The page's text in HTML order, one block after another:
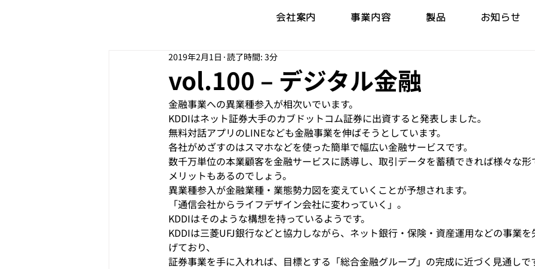
会社案内 事業内容 製品 お知らせ
vol.100 – デジタル金融
2019年2月1日 読了時間: 3分
金融事業への異業種参入が相次いでいます。
KDDIはネット証券大手のカブドットコム証券に出資すると発表しました。
無料対話アプリのLINEなども金融事業を伸ばそうとしています。
各社がめざすのはスマホなどを使った簡単で幅広い金融サービスです。
数千万単位の本業顧客を金融サービスに誘導し、取引データを蓄積できれば様々な形
メリットもあるのでしょう。
異業種参入が金融業種・業態勢力図を変えていくことが予想されます。
「通信会社からライフデザイン会社に変わっていく」。
KDDIはそのような構想を持っているようです。
KDDIは三菱UFJ銀行などと協力しながら、ネット銀行・保険・資産運用などの事業
げており、
証券事業を手に入れれば、目標とする「総合金融グループ」の完成に近づく見通しで